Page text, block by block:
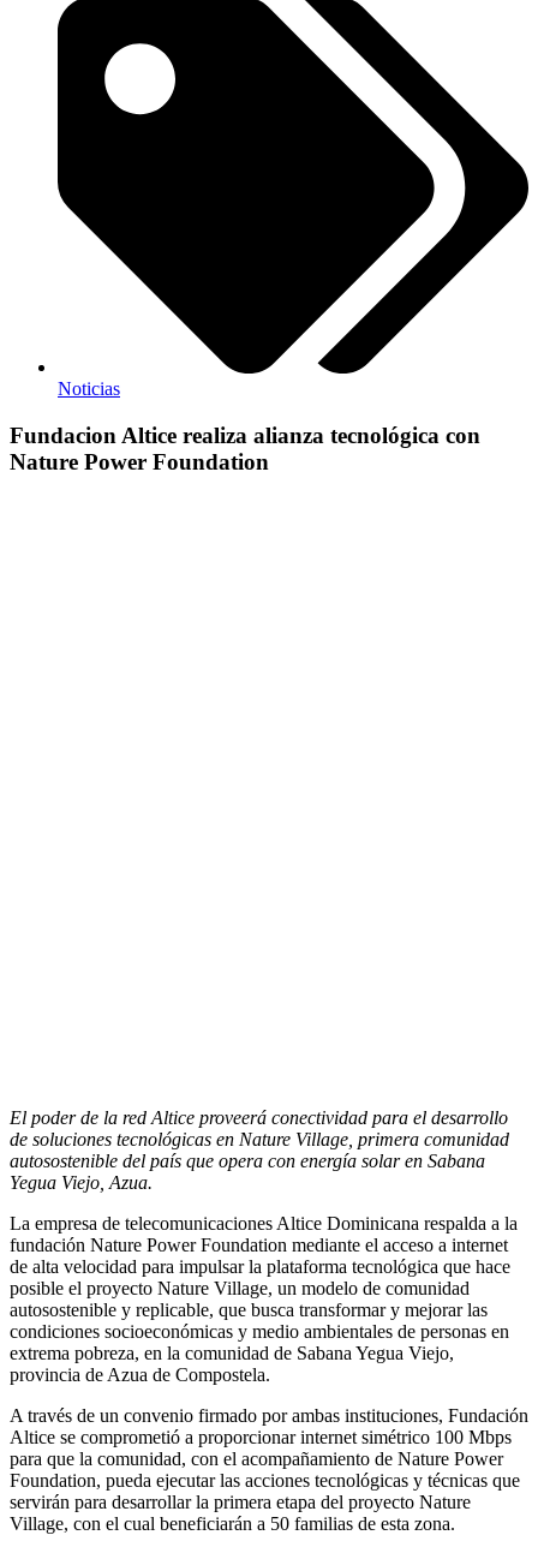
Noticias
Fundacion Altice realiza alianza tecnológica con
Nature Power Foundation
El poder de la red Altice proveerá conectividad para el desarrollo
de soluciones tecnológicas en Nature Village, primera comunidad
autosostenible del país que opera con energía solar en Sabana
Yegua Viejo, Azua.
La empresa de telecomunicaciones Altice Dominicana respalda a la
fundación Nature Power Foundation mediante el acceso a internet
de alta velocidad para impulsar la plataforma tecnológica que hace
posible el proyecto Nature Village, un modelo de comunidad
autosostenible y replicable, que busca transformar y mejorar las
condiciones socioeconómicas y medio ambientales de personas en
extrema pobreza, en la comunidad de Sabana Yegua Viejo,
provincia de Azua de Compostela.
A través de un convenio firmado por ambas instituciones, Fundación
Altice se comprometió a proporcionar internet simétrico 100 Mbps
para que la comunidad, con el acompañamiento de Nature Power
Foundation, pueda ejecutar las acciones tecnológicas y técnicas que
servirán para desarrollar la primera etapa del proyecto Nature
Village, con el cual beneficiarán a 50 familias de esta zona.